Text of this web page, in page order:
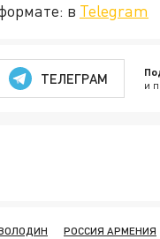
в Telegram
ТЕЛЕГРАМ и
РОССИЯ АРМЕНИЯ